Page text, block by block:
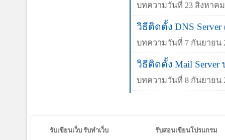
บทความวันที่ 23 สิงหาคม
วิธีติดตั้ง DNS Server
บทความวันที่ 7 กันยายน
วิธีติดตั้ง Mail Server
บทความวันที่ 8 กันยายน
รับเขียนเว็บ รับทำเว็บ
รับสอนเขียนโปรแกรม